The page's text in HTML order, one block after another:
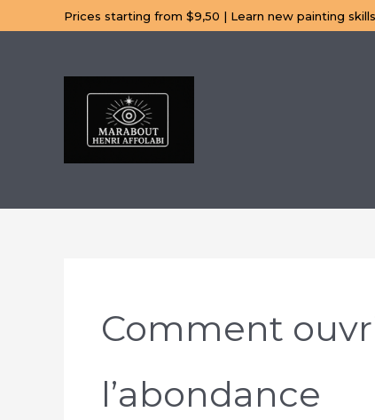
au
Prices starting from $9,50 | Learn new painting
Comment
l’abondance